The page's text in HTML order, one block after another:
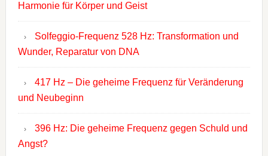
Harmonie für Körper und Geist
Solfeggio-Frequenz 528 Hz: Transformation und
Wunder, Reparatur von DNA
417 Hz – Die geheime Frequenz für Veränderung
und Neubeginn
396 Hz: Die geheime Frequenz gegen Schuld und
Angst?